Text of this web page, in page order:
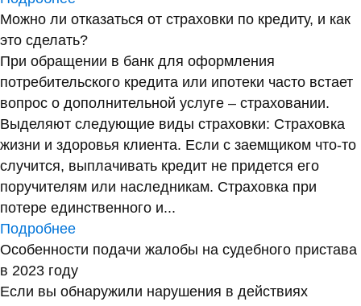
Можно ли отказаться от страховки по кредиту, и как
это сделать?
При обращении в банк для оформления
потребительского кредита или ипотеки часто встает
вопрос о дополнительной услуге – страховании.
Выделяют следующие виды страховки: Страховка
жизни и здоровья клиента. Если с заемщиком что-то
случится, выплачивать кредит не придется его
поручителям или наследникам. Страховка при
потере единственного и...
Подробнее
Особенности подачи жалобы на судебного пристава
в 2023 году
Если вы обнаружили нарушения в действиях